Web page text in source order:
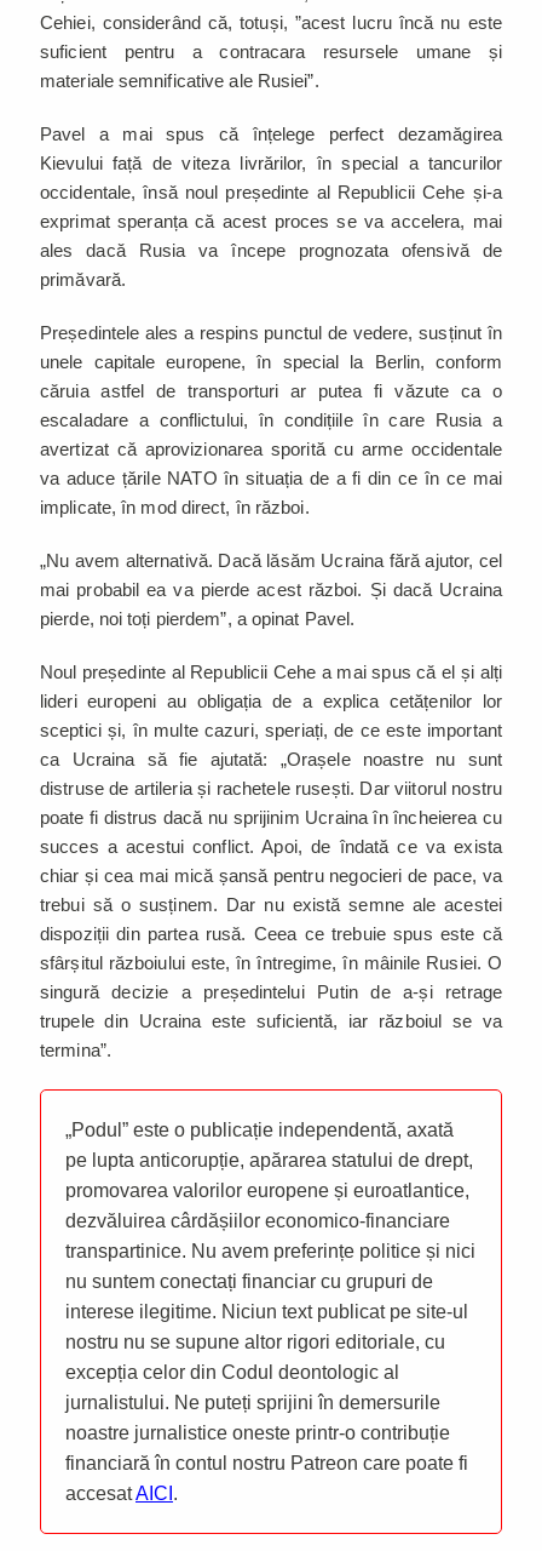
Cehiei, considerând că, totuși, ”acest lucru încă nu este
suficient pentru a contracara resursele umane și
materiale semnificative ale Rusiei”.
Pavel a mai spus că înțelege perfect dezamăgirea
Kievului față de viteza livrărilor, în special a tancurilor
occidentale, însă noul președinte al Republicii Cehe și-a
exprimat speranța că acest proces se va accelera, mai
ales dacă Rusia va începe prognozata ofensivă de
primăvară.
Președintele ales a respins punctul de vedere, susținut în
unele capitale europene, în special la Berlin, conform
căruia astfel de transporturi ar putea fi văzute ca o
escaladare a conflictului, în condițiile în care Rusia a
avertizat că aprovizionarea sporită cu arme occidentale
va aduce țările NATO în situația de a fi din ce în ce mai
implicate, în mod direct, în război.
„Nu avem alternativă. Dacă lăsăm Ucraina fără ajutor, cel
mai probabil ea va pierde acest război. Și dacă Ucraina
pierde, noi toți pierdem”, a opinat Pavel.
Noul președinte al Republicii Cehe a mai spus că el și alți
lideri europeni au obligația de a explica cetățenilor lor
sceptici și, în multe cazuri, speriați, de ce este important
ca Ucraina să fie ajutată: „Orașele noastre nu sunt
distruse de artileria și rachetele rusești. Dar viitorul nostru
poate fi distrus dacă nu sprijinim Ucraina în încheierea cu
succes a acestui conflict. Apoi, de îndată ce va exista
chiar și cea mai mică șansă pentru negocieri de pace, va
trebui să o susținem. Dar nu există semne ale acestei
dispoziții din partea rusă. Ceea ce trebuie spus este că
sfârșitul războiului este, în întregime, în mâinile Rusiei. O
singură decizie a președintelui Putin de a-și retrage
trupele din Ucraina este suficientă, iar războiul se va
termina”.
„Podul” este o publicație independentă, axată
pe lupta anticorupție, apărarea statului de drept,
promovarea valorilor europene și euroatlantice,
dezvăluirea cârdășiilor economico-financiare
transpartinice. Nu avem preferințe politice și nici
nu suntem conectați financiar cu grupuri de
interese ilegitime. Niciun text publicat pe site-ul
nostru nu se supune altor rigori editoriale, cu
excepția celor din Codul deontologic al
jurnalistului. Ne puteți sprijini în demersurile
noastre jurnalistice oneste printr-o contribuție
financiară în contul nostru Patreon care poate fi
accesatAICI .